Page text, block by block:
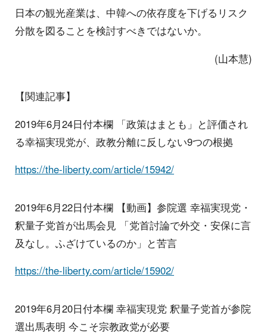
日本の観光産業は、中韓への依存度を下げるリスク
分散を図ることを検討すべきではないか。
(山本慧)
【関連記事】
2019年6月24日付本欄 「政策はまとも」と評価され
る幸福実現党が、政教分離に反しない9つの根拠
https://the-liberty.com/article/15942/
2019年6月22日付本欄 【動画】参院選 幸福実現党・
釈量子党首が出馬会見 「党首討論で外交・安保に言
及なし。ふざけているのか」と苦言
https://the-liberty.com/article/15902/
2019年6月20日付本欄 幸福実現党 釈量子党首が参院
選出馬表明 今こそ宗教政党が必要